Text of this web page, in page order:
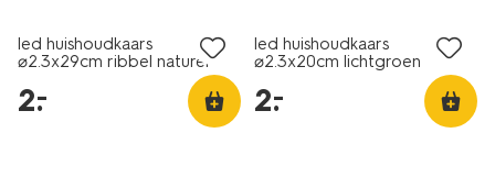
led huishoudkaars
⌀2.3x29cm ribbel naturel
2.
–
led huishoudkaars
⌀2.3x20cm lichtgroen
2.
–